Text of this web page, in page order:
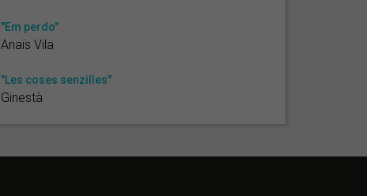
"Em perdo"
Anaïs Vila
"Les coses senzilles"
Ginestà